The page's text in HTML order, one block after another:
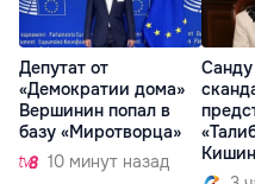
Депутат от
«Демократии дома»
Вершинин попал в
базу «Миротворца»
10 минут назад
Санду